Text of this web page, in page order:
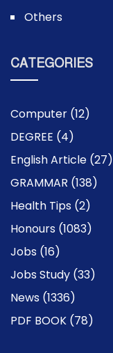
Others
CATEGORIES
Computer (12)
DEGREE (4)
English Article (27)
GRAMMAR (138)
Health Tips (2)
Honours (1083)
Jobs (16)
Jobs Study (33)
News (1336)
PDF BOOK (78)